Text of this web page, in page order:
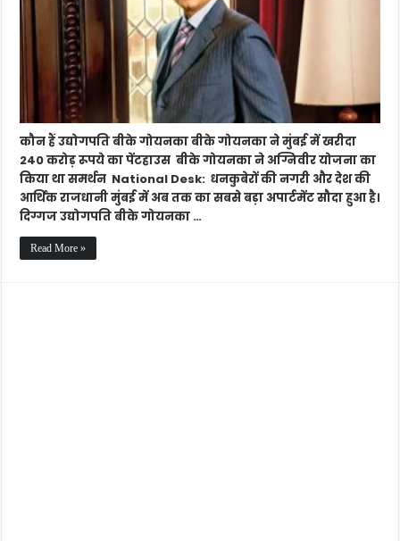
खरीदा
240
करोड़
का
पेंटहाउस
कौन हैं उद्योगपति बीके गोयनका बीके गोयनका ने मुंबई में खरीदा
240 करोड़ रूपये का पेंटहाउस बीके गोयनका ने अग्निवीर योजना का
किया था समर्थन National Desk: धनकुबेरों की नगरी और देश की
आर्थिक राजधानी मुंबई में अब तक का सबसे बड़ा अपार्टमेंट सौदा हुआ है।
दिग्गज उद्योगपति बीके गोयनका …
Read More »